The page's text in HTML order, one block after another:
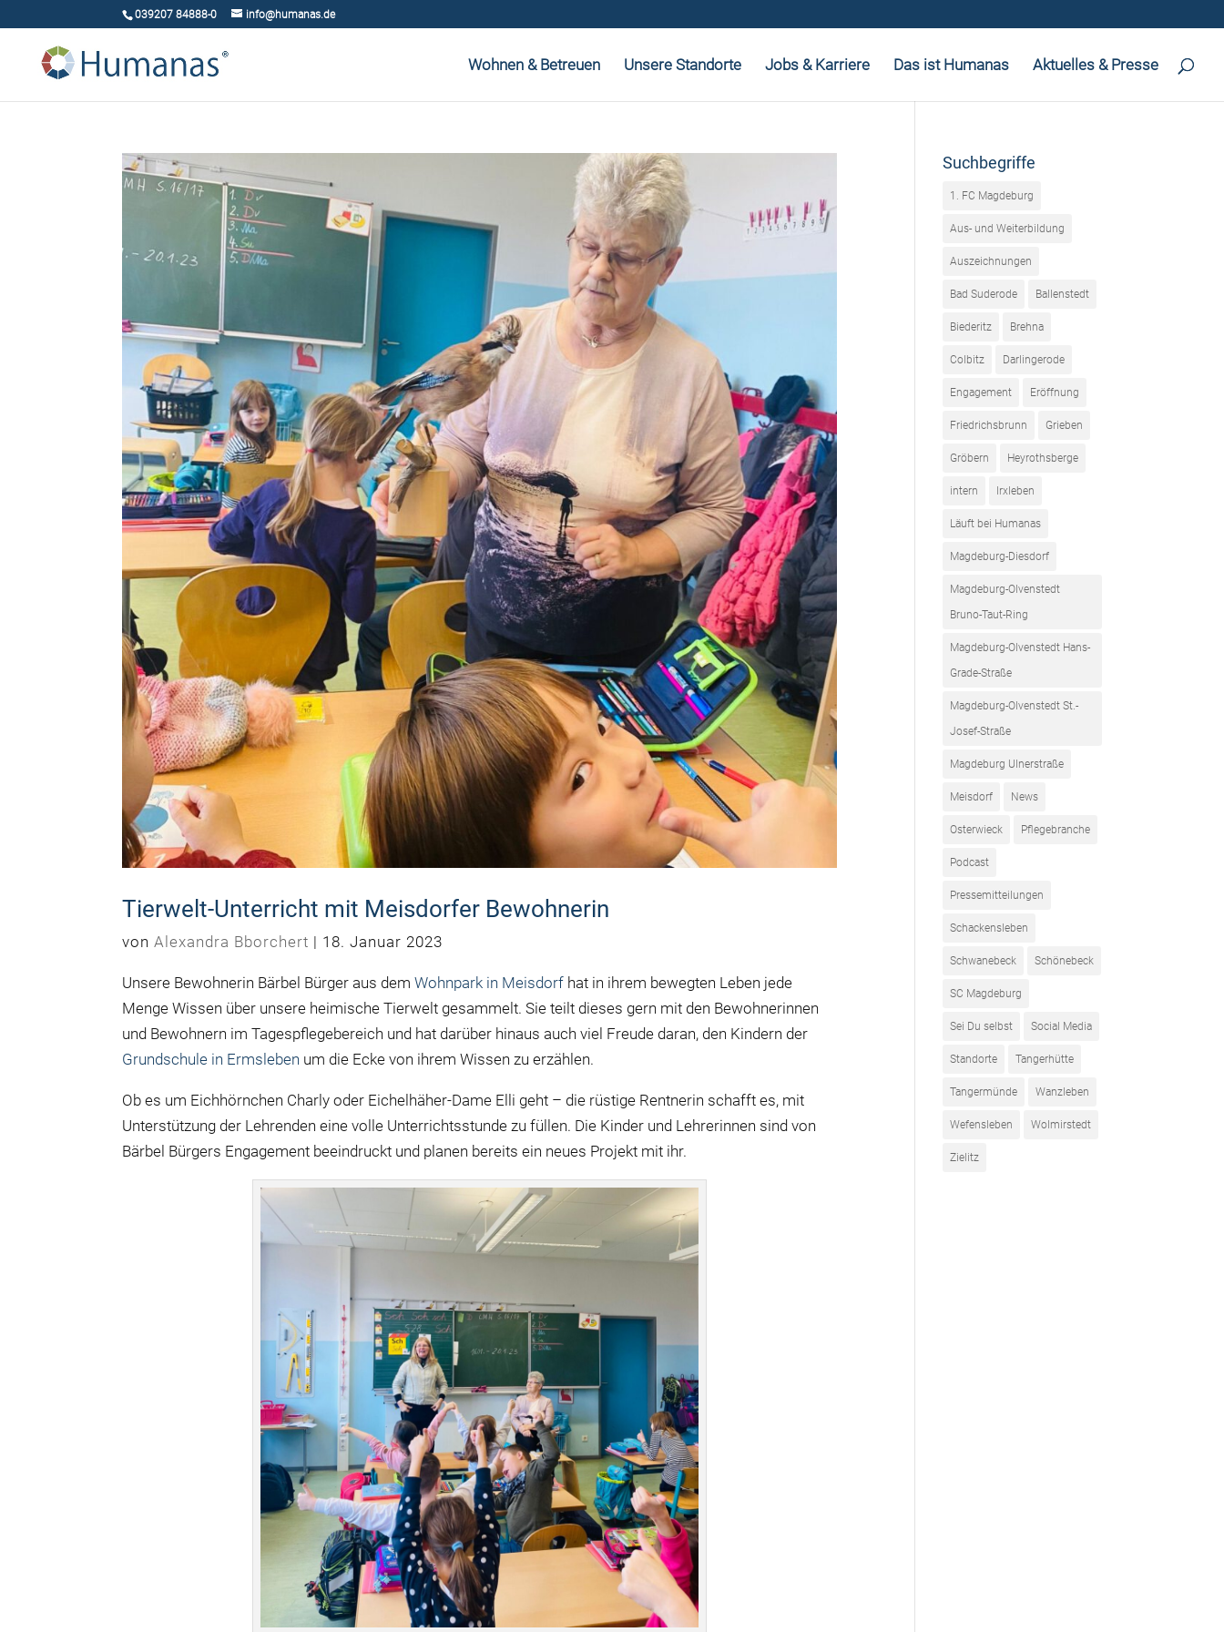
039207 84888-0 info@humanas.de
Wohnen & Betreuen Unsere Standorte Jobs & Karriere Das ist Humanas Aktuelles & Presse
Tierwelt-Unterricht mit Meisdorfer Bewohnerin
vonAlexandra Bborchert | 18. Januar 2023
Unsere Bewohnerin Bärbel Bürger aus demWohnpark in Meisdorf hat in ihrem bewegten Leben jede
Menge Wissen über unsere heimische Tierwelt gesammelt. Sie teilt dieses gern mit den Bewohnerinnen
und Bewohnern im Tagespflegebereich und hat darüber hinaus auch viel Freude daran, den Kindern der
Grundschule in Ermsleben um die Ecke von ihrem Wissen zu erzählen.
Ob es um Eichhörnchen Charly oder Eichelhäher-Dame Elli geht – die rüstige Rentnerin schafft es, mit
Unterstützung der Lehrenden eine volle Unterrichtsstunde zu füllen. Die Kinder und Lehrerinnen sind von
Bärbel Bürgers Engagement beeindruckt und planen bereits ein neues Projekt mit ihr.
Suchbegriffe
1. FC Magdeburg
Aus- und Weiterbildung
Auszeichnungen
Bad Suderode Ballenstedt
Biederitz Brehna
Colbitz Darlingerode
Engagement Eröffnung
Friedrichsbrunn Grieben
Gröbern Heyrothsberge
intern Irxleben
Läuft bei Humanas
Magdeburg-Diesdorf
Magdeburg-Olvenstedt
Bruno-Taut-Ring
Magdeburg-Olvenstedt Hans-
Grade-Straße
Magdeburg-Olvenstedt St.-
Josef-Straße
Magdeburg Ulnerstraße
Meisdorf News
Osterwieck Pflegebranche
Podcast
Pressemitteilungen
Schackensleben
Schwanebeck Schönebeck
SC Magdeburg
Sei Du selbst Social Media
Standorte Tangerhütte
Tangermünde Wanzleben
Wefensleben Wolmirstedt
Zielitz